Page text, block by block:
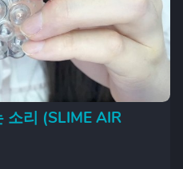
소리 (SLIME AIR